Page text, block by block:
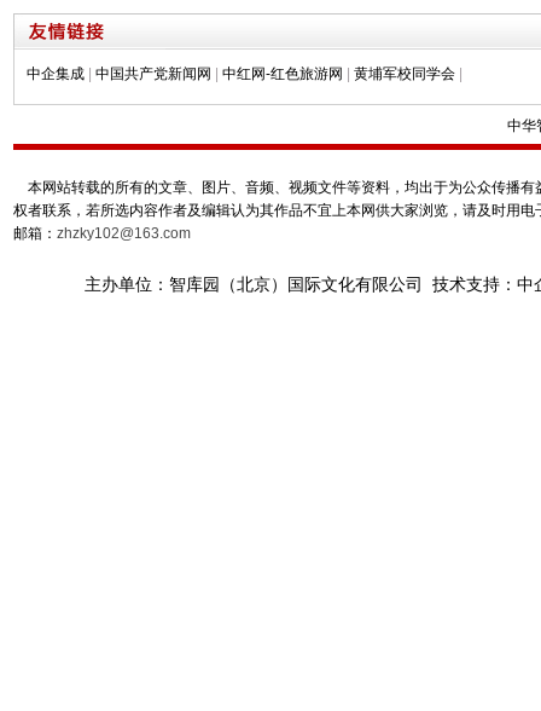
中企集成 中国共产党新闻网 中红网-红色旅游网 黄埔军校同学会
中华
本网站转载的所有的文章、图片、音频、视频文件等资料，均出于为公众传播
权者联系，若所选内容作者及编辑认为其作品不宜上本网供大家浏览，请及时用
邮箱： zhzky102@163.com
主办单位：智库园（北京）国际文化有限公司 技术支持：